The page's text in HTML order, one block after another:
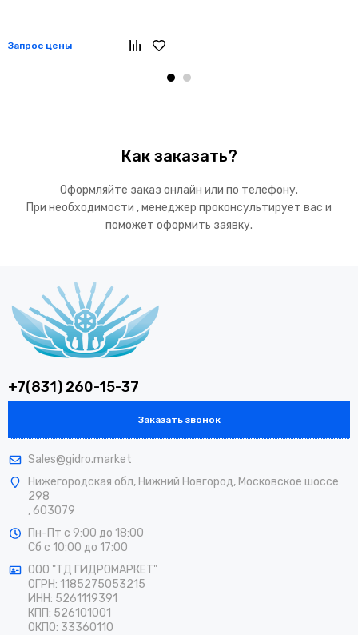
Запрос цены
Как заказать?
Оформляйте заказ онлайн или по телефону.
При необходимости , менеджер проконсультирует вас и
поможет оформить заявку.
+7(831) 260-15-37
Заказать звонок
Sales@gidro.market
Нижегородская обл, Нижний Новгород, Московское шоссе
298
, 603079
Пн-Пт с 9:00 до 18:00
Сб с 10:00 до 17:00
ООО "ТД ГИДРОМАРКЕТ"
ОГРН: 1185275053215
ИНН: 5261119391
КПП: 526101001
ОКПО: 33360110